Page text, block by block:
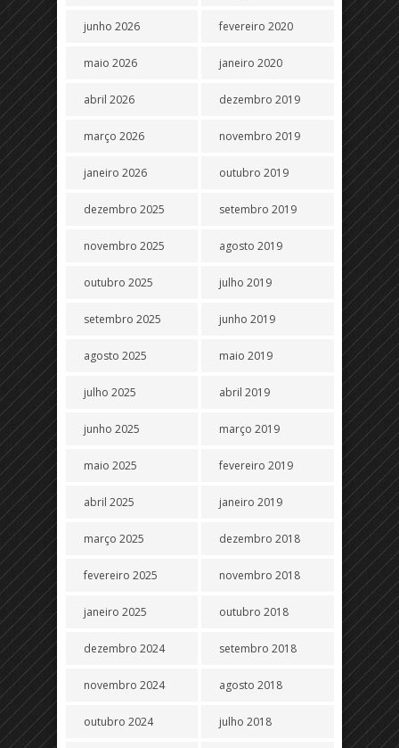
junho 2026
maio 2026
abril 2026
março 2026
janeiro 2026
dezembro 2025
novembro 2025
outubro 2025
setembro 2025
agosto 2025
julho 2025
junho 2025
maio 2025
abril 2025
março 2025
fevereiro 2025
janeiro 2025
dezembro 2024
novembro 2024
outubro 2024
fevereiro 2020
janeiro 2020
dezembro 2019
novembro 2019
outubro 2019
setembro 2019
agosto 2019
julho 2019
junho 2019
maio 2019
abril 2019
março 2019
fevereiro 2019
janeiro 2019
dezembro 2018
novembro 2018
outubro 2018
setembro 2018
agosto 2018
julho 2018